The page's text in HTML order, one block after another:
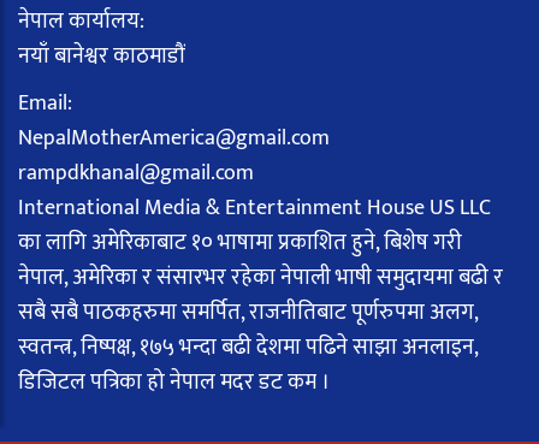
नेपाल कार्यालय:
नयाँ बानेश्वर काठमाडौं
Email:
NepalMotherAmerica@gmail.com
rampdkhanal@gmail.com
International Media & Entertainment House US LLC
का लागि अमेरिकाबाट १० भाषामा प्रकाशित हुने, बिशेष गरी
नेपाल, अमेरिका र संसारभर रहेका नेपाली भाषी समुदायमा बढी र
सबै सबै पाठकहरुमा समर्पित, राजनीतिबाट पूर्णरुपमा अलग,
स्वतन्त्र, निष्पक्ष, १७५ भन्दा बढी देशमा पढिने साझा अनलाइन,
डिजिटल पत्रिका हो नेपाल मदर डट कम ।